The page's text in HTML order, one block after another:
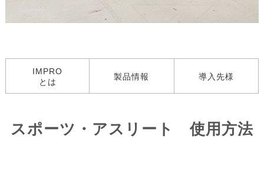
IMPRO
とは
製品情報 導入先様
スポーツ・アスリート 使用方法